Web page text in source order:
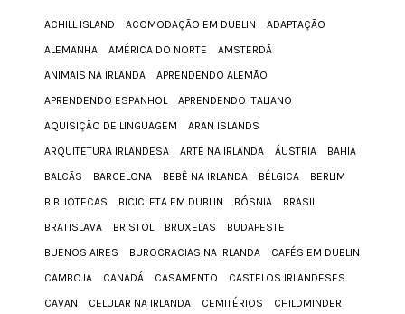
ACHILL ISLAND ACOMODAÇÃO EM DUBLIN
ADAPTAÇÃO
ALEMANHA
AMÉRICA DO NORTE
AMSTERDÃ
ANIMAIS NA IRLANDA
APRENDENDO ALEMÃO
APRENDENDO ESPANHOL
APRENDENDO ITALIANO
AQUISIÇÃO DE LINGUAGEM
ARAN ISLANDS
ARQUITETURA IRLANDESA
ARTE NA IRLANDA ÁUSTRIA
BAHIA
BALCÃS
BARCELONA BEBÊ NA IRLANDA BÉLGICA
BERLIM
BIBLIOTECAS
BICICLETA EM DUBLIN BÓSNIA
BRASIL
BRATISLAVA
BRISTOL BRUXELAS
BUDAPESTE
BUENOS AIRES
BUROCRACIAS NA IRLANDA
CAFÉS EM DUBLIN
CAMBOJA
CANADÁ CASAMENTO
CASTELOS IRLANDESES
CAVAN
CELULAR NA IRLANDA CEMITÉRIOS
CHILDMINDER